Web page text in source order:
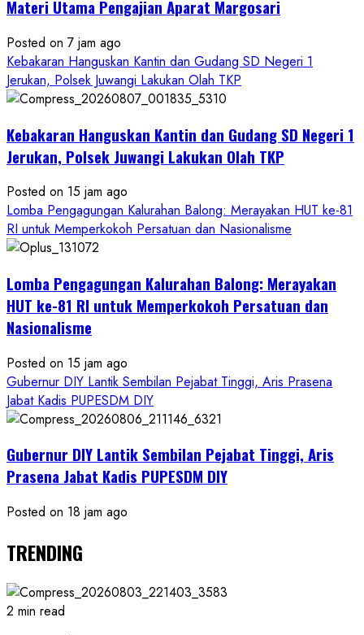
Materi Utama Pengajian Aparat Margosari
Posted on 7 jam ago
Kebakaran Hanguskan Kantin dan Gudang SD Negeri 1
Jerukan, Polsek Juwangi Lakukan Olah TKP
Kebakaran Hanguskan Kantin dan Gudang SD Negeri 1
Jerukan, Polsek Juwangi Lakukan Olah TKP
Posted on 15 jam ago
Lomba Pengagungan Kalurahan Balong: Merayakan HUT ke-81
RI untuk Memperkokoh Persatuan dan Nasionalisme
Lomba Pengagungan Kalurahan Balong: Merayakan
HUT ke-81 RI untuk Memperkokoh Persatuan dan
Nasionalisme
Posted on 15 jam ago
Gubernur DIY Lantik Sembilan Pejabat Tinggi, Aris Prasena
Jabat Kadis PUPESDM DIY
Gubernur DIY Lantik Sembilan Pejabat Tinggi, Aris
Prasena Jabat Kadis PUPESDM DIY
Posted on 18 jam ago
TRENDING
2 min read